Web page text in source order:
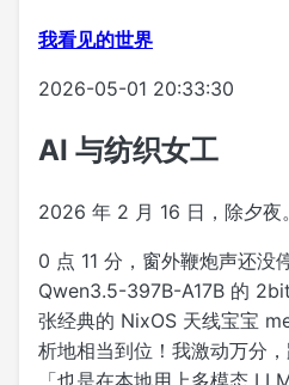
我看见的世界
2026-05-01 20:33:30
AI 与纺织女工
2026 年 2 月 16 日，除夕夜。
0 点 11 分，窗外鞭炮声还没
Qwen3.5-397B-A17B 的
张经典的 NixOS 天线宝宝
析地相当到位！我激动万分